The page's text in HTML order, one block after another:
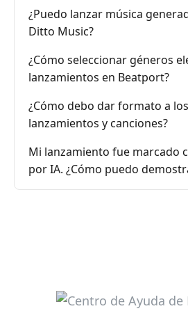
¿Puedo lanzar música
Ditto Music?
¿Cómo seleccionar géneros
lanzamientos en Beatport?
¿Cómo debo dar formato a
lanzamientos y canciones?
Mi lanzamiento fue marcado
por IA. ¿Cómo puedo